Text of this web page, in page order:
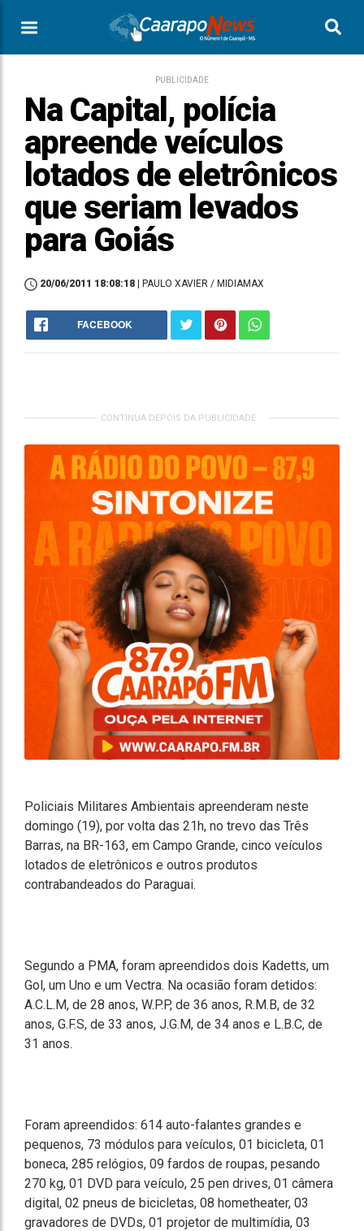
PUBLICIDADE
Na Capital, polícia
apreende veículos
lotados de eletrônicos
que seriam levados
para Goiás
20/06/2011 18:08:18 | PAULO XAVIER / MIDIAMAX
FACEBOOK
CONTINUA DEPOIS DA PUBLICIDADE
Policiais Militares Ambientais apreenderam neste
domingo (19), por volta das 21h, no trevo das Três
Barras, na BR-163, em Campo Grande, cinco veículos
lotados de eletrônicos e outros produtos
contrabandeados do Paraguai.
Segundo a PMA, foram apreendidos dois Kadetts, um
Gol, um Uno e um Vectra. Na ocasião foram detidos:
A.C.L.M, de 28 anos, W.P.P, de 36 anos, R.M.B, de 32
anos, G.F.S, de 33 anos, J.G.M, de 34 anos e L.B.C, de
31 anos.
Foram apreendidos: 614 auto-falantes grandes e
pequenos, 73 módulos para veículos, 01 bicicleta, 01
boneca, 285 relógios, 09 fardos de roupas, pesando
270 kg, 01 DVD para veículo, 25 pen drives, 01 câmera
digital, 02 pneus de bicicletas, 08 hometheater, 03
gravadores de DVDs, 01 projetor de multimídia, 03